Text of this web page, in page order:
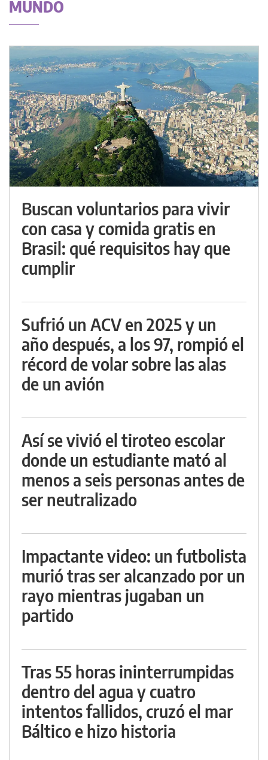
MUNDO
Buscan voluntarios para vivir
con casa y comida gratis en
Brasil: qué requisitos hay que
cumplir
Sufrió un ACV en 2025 y un
año después, a los 97, rompió el
récord de volar sobre las alas
de un avión
Así se vivió el tiroteo escolar
donde un estudiante mató al
menos a seis personas antes de
ser neutralizado
Impactante video: un futbolista
murió tras ser alcanzado por un
rayo mientras jugaban un
partido
Tras 55 horas ininterrumpidas
dentro del agua y cuatro
intentos fallidos, cruzó el mar
Báltico e hizo historia